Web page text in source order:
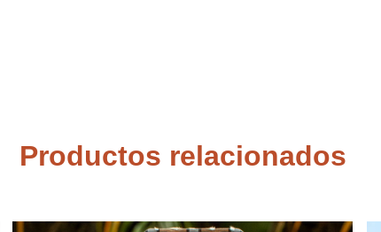
Productos relacionados